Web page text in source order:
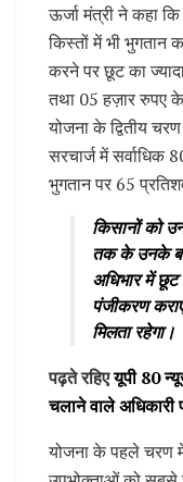
ऊर्जा मंत्री ने कहा
किस्तों में भी भुगतान
करने पर छूट का
तथा 05 हज़ार रुपए
योजना के द्वितीय
सरचार्ज में सर्वाधिक
भुगतान पर 65
किसानों को
तक के उनके
अधिभार में
पंजीकरण
मिलता रहेगा।
पढ़ते रहिएयूपी 80
चलाने वाले अधिकारी
योजना के पहले चरण